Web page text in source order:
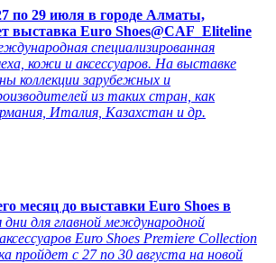
по 29 июля в городе Алматы,
выставка Euro Shoes@CAF_Eliteline
специализированная
кожи и аксессуаров. На выставке
коллекции зарубежных и
из таких стран, как
Италия, Казахстан и др.
месяц до выставки Euro Shoes в
для главной международной
Euro Shoes Premiere Collection
пройдет с 27 по 30 августа на новой